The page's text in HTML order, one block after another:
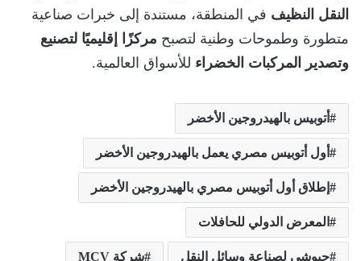
النقل النظيف في المنطقة، مستندة إلى خبرات صناعية
متطورة وطموحات وطنية لتصبح مركزًا إقليميًا لتصنيع
وتصدير المركبات الخضراء للأسواق العالمية.
أتوبيس بالهيدروجين الأخضر
أول أتوبيس مصري يعمل بالهيدروجين الأخضر
إطلاق أول أتوبيس مصري بالهيدروجين الأخضر
المعرض الدولي للحافلات
جيوشي لصناعة وسائل النقل شركة MCV